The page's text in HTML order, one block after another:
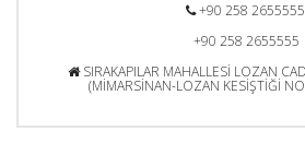
+90 258 2655555
+90 258 2655555
SIRAKAPILAR MAHALLESİ LOZAN
(MİMARSİNAN-LOZAN KESİŞTİĞİ